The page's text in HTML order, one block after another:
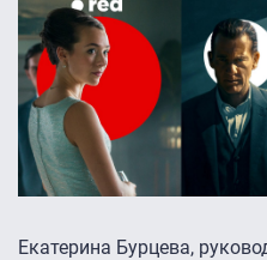
Екатерина Бурцева,